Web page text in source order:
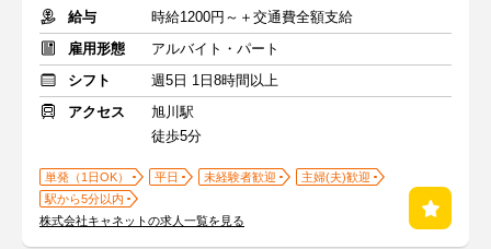
給与
時給1200円～＋交通費全額支給
雇用形態
アルバイト・パート
シフト
週5日 1日8時間以上
アクセス
旭川駅
徒歩5分
単発（1日OK） 平日 未経験者歓迎
主婦(夫)歓迎
駅から5分以内
株式会社キャネットの求人一覧を見る